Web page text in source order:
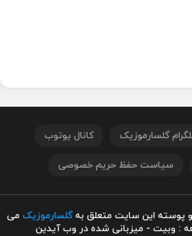
گلسارموزیک کانال یوتوب
سیاست حفظ حریم خصوصی
پوسته این سایت متعلق بهگلسارموزیک می
: وبیت - میزبانی شده در وب آیدین